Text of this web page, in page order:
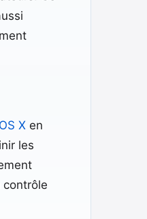
OS Xen
les
contrôle